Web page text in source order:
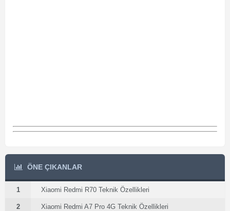
ÖNE ÇIKANLAR
1 Xiaomi Redmi R70 Teknik Özellikleri
2 Xiaomi Redmi A7 Pro 4G Teknik Özellikleri